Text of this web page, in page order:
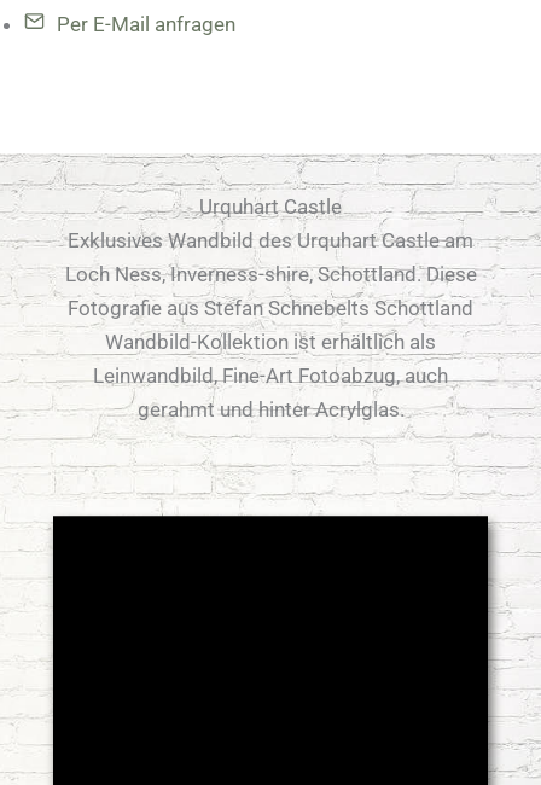
Per E-Mail anfragen
Urquhart Castle
Exklusives Wandbild des Urquhart Castle am
Loch Ness, Inverness-shire, Schottland. Diese
Fotografie aus Stefan Schnebelts Schottland
Wandbild-Kollektion ist erhältlich als
Leinwandbild, Fine-Art Fotoabzug, auch
gerahmt und hinter Acrylglas.